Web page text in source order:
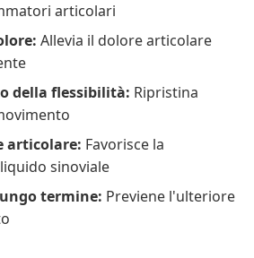
articolari
Allevia il dolore articolare
della flessibilità: Ripristina
articolare: Favorisce la
sinoviale
termine: Previene l'ulteriore